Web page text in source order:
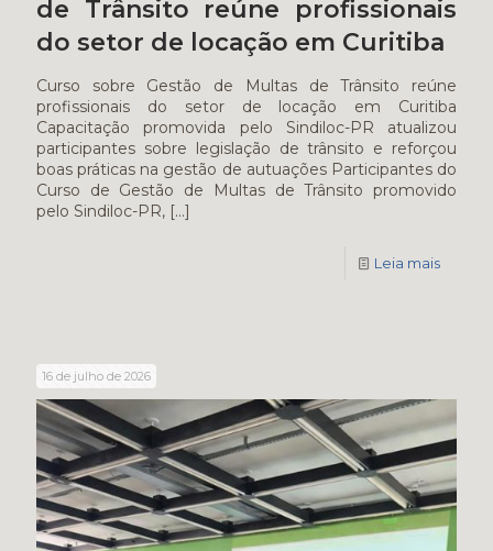
de Trânsito reúne profissionais
do setor de locação em Curitiba
Curso sobre Gestão de Multas de Trânsito reúne
profissionais do setor de locação em Curitiba
Capacitação promovida pelo Sindiloc-PR atualizou
participantes sobre legislação de trânsito e reforçou
boas práticas na gestão de autuações Participantes do
Curso de Gestão de Multas de Trânsito promovido
pelo Sindiloc-PR, […]
Leia mais
16 de julho de 2026